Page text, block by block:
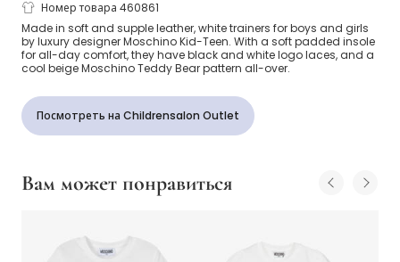
Белые кроссовки с медвежатами
Номер товара 460861
Made in soft and supple leather, white trainers for boys and girls
by luxury designer Moschino Kid-Teen. With a soft padded insole
for all-day comfort, they have black and white logo laces, and a
cool beige Moschino Teddy Bear pattern all-over.
Посмотреть на Childrensalon Outlet
Вам может понравиться